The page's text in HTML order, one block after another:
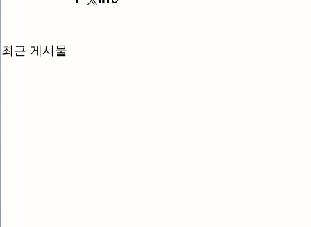
최근 게시물